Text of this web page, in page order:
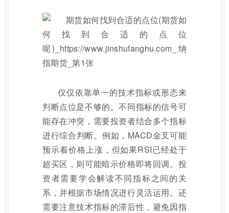
仅仅依靠单一的技术指标或形态来
判断点位是不够的。不同指标的信号可
能存在冲突，需要投资者结合多个指标
进行综合判断。例如，MACD金叉可能
预示着价格上涨，但如果RSI已经处于
超买区，则可能暗示价格即将回调。投
资者需要学会解读不同指标之间的关
系，并根据市场情况进行灵活运用。还
需要注意技术指标的滞后性，避免因指